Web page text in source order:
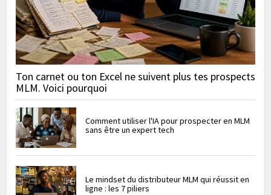
Ton carnet ou ton Excel ne suivent plus tes prospects
MLM. Voici pourquoi
Comment utiliser l'IA pour prospecter en MLM
sans être un expert tech
Le mindset du distributeur MLM qui réussit en
ligne : les 7 piliers